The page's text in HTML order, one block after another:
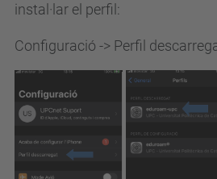
instal·lar el perfil:
Configuració -> Perfil